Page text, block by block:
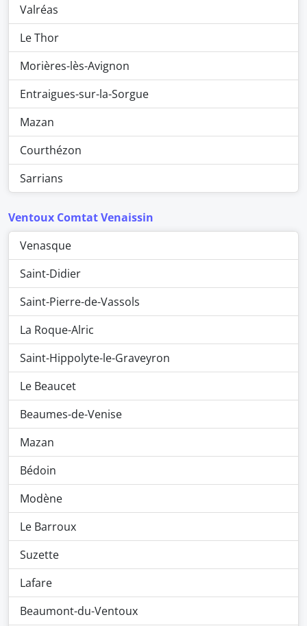
Valréas
Le Thor
Morières-lès-Avignon
Entraigues-sur-la-Sorgue
Mazan
Courthézon
Sarrians
Ventoux Comtat Venaissin
Venasque
Saint-Didier
Saint-Pierre-de-Vassols
La Roque-Alric
Saint-Hippolyte-le-Graveyron
Le Beaucet
Beaumes-de-Venise
Mazan
Bédoin
Modène
Le Barroux
Suzette
Lafare
Beaumont-du-Ventoux